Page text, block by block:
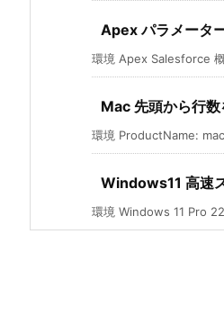
Apex パラメータ
環境 Apex Salesforce
Mac 先頭から行
環境 ProductName:
Windows11 高速
環境 Windows 11 Pro